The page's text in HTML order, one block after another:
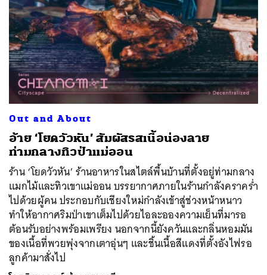
Out and About
อ้าย ‘โยดวัวหัน’ สัมผัสรสเนื้อน่องลาย
ท่ามกลางทิวป่าแม่ออน
ร้าน ‘โยดวัวหัน’ ร้านอาหารในสไตล์พื้นบ้านที่ตั้งอยู่ท่ามกลาง
แมกไม้และทิวเขาแม่ออน บรรยากาศภายในร้านกำลังคราคร่ำ
ไปด้วยผู้คน ประกอบกับเชียงใหม่กำลังเข้าสู่ช่วงหน้าหนาว
ทำให้อากาศริมป่าเขาเต็มไปด้วยไอละอองความเย็นที่มารอ
ต้อนรับอย่างพร้อมเพรียง นอกจากนี้ยังควันและกลิ่นหอมมัน
ของเนื้อที่พวยพุ่งจากเตาอุ่นๆ และชิ้นเนื้อสีแดงที่ตั้งอังไฟรอ
ลูกค้ามาสั่งไป
ค้นหา
SHARE